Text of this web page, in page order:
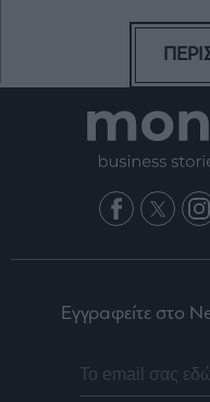
Εγγραφείτε στο